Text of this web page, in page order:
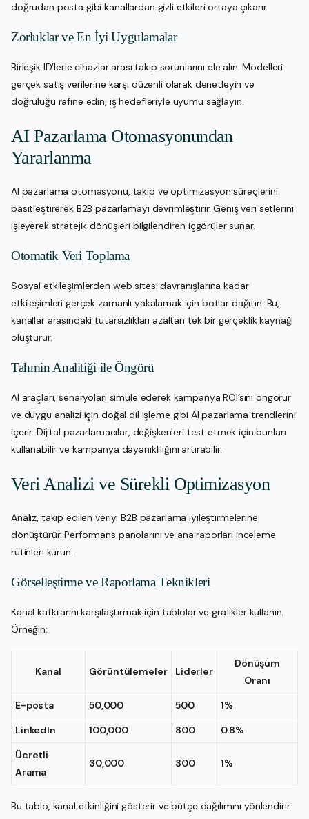
doğrudan posta gibi kanallardan gizli etkileri ortaya çıkarır.
Zorluklar ve En İyi Uygulamalar
Birleşik ID’lerle cihazlar arası takip sorunlarını ele alın. Modelleri
gerçek satış verilerine karşı düzenli olarak denetleyin ve
doğruluğu rafine edin, iş hedefleriyle uyumu sağlayın.
AI Pazarlama Otomasyonundan
Yararlanma
AI pazarlama otomasyonu, takip ve optimizasyon süreçlerini
basitleştirerek B2B pazarlamayı devrimleştirir. Geniş veri setlerini
işleyerek stratejik dönüşleri bilgilendiren içgörüler sunar.
Otomatik Veri Toplama
Sosyal etkileşimlerden web sitesi davranışlarına kadar
etkileşimleri gerçek zamanlı yakalamak için botlar dağıtın. Bu,
kanallar arasındaki tutarsızlıkları azaltan tek bir gerçeklik kaynağı
oluşturur.
Tahmin Analitiği ile Öngörü
AI araçları, senaryoları simüle ederek kampanya ROI’sini öngörür
ve duygu analizi için doğal dil işleme gibi AI pazarlama trendlerini
içerir. Dijital pazarlamacılar, değişkenleri test etmek için bunları
kullanabilir ve kampanya dayanıklılığını artırabilir.
Veri Analizi ve Sürekli Optimizasyon
Analiz, takip edilen veriyi B2B pazarlama iyileştirmelerine
dönüştürür. Performans panolarını ve ana raporları inceleme
rutinleri kurun.
Görselleştirme ve Raporlama Teknikleri
Kanal katkılarını karşılaştırmak için tablolar ve grafikler kullanın.
Örneğin:
Kanal Görüntülemeler Liderler
Dönüşüm
Oranı
E-posta
50,000 500
1%
LinkedIn
100,000 800
0.8%
Ücretli
Arama
30,000 300 1%
Bu tablo, kanal etkinliğini gösterir ve bütçe dağılımını yönlendirir.